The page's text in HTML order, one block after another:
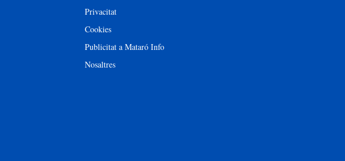
Privacitat
Cookies
Publicitat a Mataró Info
Nosaltres